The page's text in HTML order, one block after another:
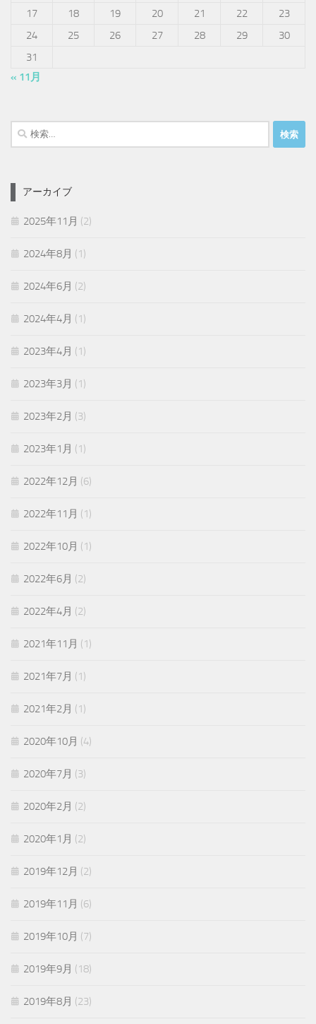
17
18 19 20 21 22
23
24
25 26 27 28 29
30
31
« 11月
検
索:
アーカイブ
2025年11月 (2)
2024年8月 (1)
2024年6月 (2)
2024年4月 (1)
2023年4月 (1)
2023年3月 (1)
2023年2月 (3)
2023年1月 (1)
2022年12月 (6)
2022年11月 (1)
2022年10月 (1)
2022年6月 (2)
2022年4月 (2)
2021年11月 (1)
2021年7月 (1)
2021年2月 (1)
2020年10月 (4)
2020年7月 (3)
2020年2月 (2)
2020年1月 (2)
2019年12月 (2)
2019年11月 (6)
2019年10月 (7)
2019年9月 (18)
2019年8月 (23)